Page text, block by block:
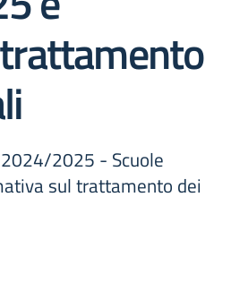
2025 - Scuole
sul trattamento dei